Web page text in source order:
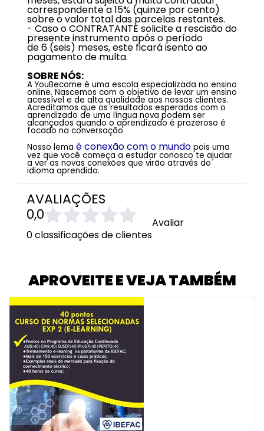
correspondente a 15% (quinze por cento)
sobre o valor total das parcelas restantes.
- Caso o CONTRATANTE solicite a rescisão do
presente instrumento após o período
de 6 (seis) meses, este ficará isento ao
pagamento de multa.
SOBRE NÓS:
A YouBecome é uma escola especializada no ensino
online. Nascemos com o objetivo de levar um ensino
acessível e de alta qualidade aos nossos clientes.
Acreditamos que os resultados esperados com o
aprendizado de uma língua nova podem ser
alcançados quando o aprendizado é prazeroso é
focado na conversação
Nosso lema é conexão com o mundo pois uma
vez que você começa a estudar conosco te ajudar
a ver as novas conexões que virão através do
idioma aprendido.
AVALIAÇÕES
0,0
0 classificações de clientes
Avaliar
APROVEITE E VEJA TAMBÉM